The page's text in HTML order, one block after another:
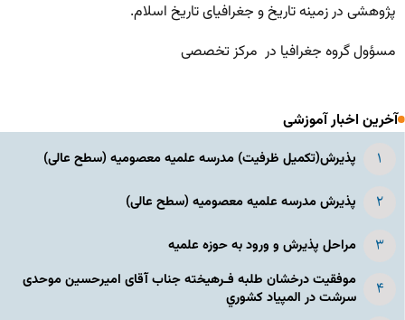
پژوهشی در زمینه تاریخ و جغرافیای تاریخ اسلام.
مسؤول گروه جغرافیا در مرکز تخصصی
آخرین اخبار آموزشی
پذیرش(تکمیل ظرفیت) مدرسه علمیه معصومیه‌ (سطح عالی)
پذیرش مدرسه علمیه معصومیه‌ (سطح عالی)
مراحل پذیرش و ورود به حوزه علمیه
موفقیت درخشان طلبه فـرهیخته جناب آقای امیرحسین موحدی
سرشت در المپياد كشوري